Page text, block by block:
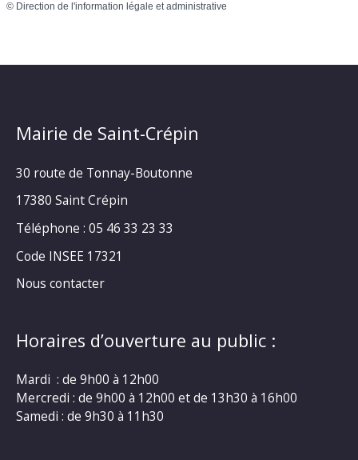
© Direction de l'information légale et administrative
Mairie de Saint-Crépin
30 route de Tonnay-Boutonne
17380 Saint Crépin
Téléphone : 05 46 33 23 33
Code INSEE 17321
Nous contacter
Horaires d’ouverture au public :
Mardi : de 9h00 à 12h00
Mercredi : de 9h00 à 12h00 et de 13h30 à 16h00
Samedi : de 9h30 à 11h30